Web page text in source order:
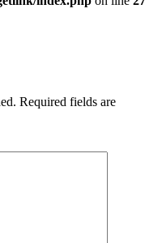
Required fields are